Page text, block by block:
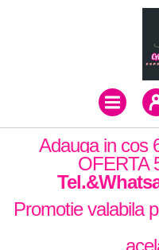
Adauga in cos
OFERTA
Promotie valabila